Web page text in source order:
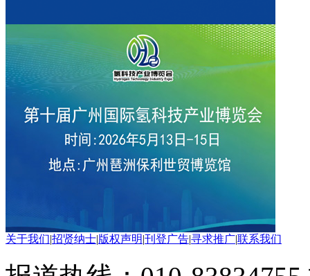
关于我们|招贤纳士|版权声明|刊登广告|寻求推广|联系我们